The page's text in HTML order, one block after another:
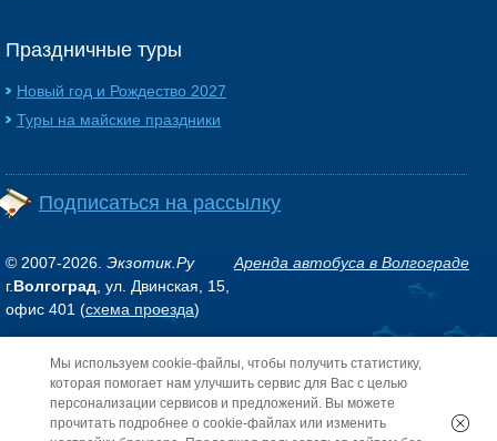
Праздничные туры
Новый год и Рождество 2027
Туры на майские праздники
Подписаться на рассылку
Аренда автобуса в Волгограде
© 2007-2026. Экзотик.Ру
г.Волгоград , ул. Двинская, 15,
офис 401 (схема проезда)
Обращаем ваше внимание на то, что данный интернет-сайт носит исключительно
информационный характер и ни при каких условиях не является публичной
офертой, определяемой положениями Статьи 437 (2) Гражданского кодекса РФ.
Мы используем cookie-файлы, чтобы получить статистику,
которая помогает нам улучшить сервис для Вас с целью
персонализации сервисов и предложений. Вы можете
прочитать подробнее о cookie-файлах или изменить